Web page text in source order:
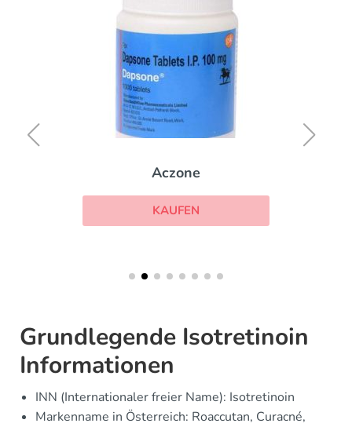
Aczone
KAUFEN
Grundlegende Isotretinoin
Informationen
INN (Internationaler freier Name): Isotretinoin
Markenname in Österreich: Roaccutan, Curacné,